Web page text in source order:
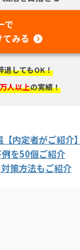
で
みる
退してもOK！
人以上の実績！
内定者がご紹介】
例を50個ご紹介
策方法もご紹介